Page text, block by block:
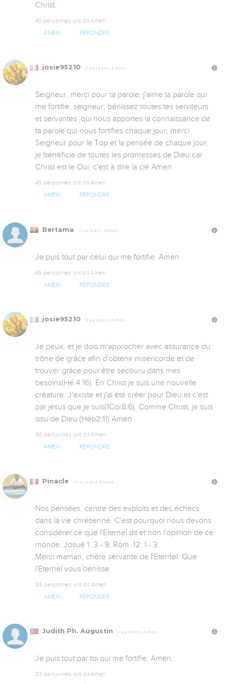
Christ.
40 personnes ont dit Amen
AMEN RÉPONDRE
josie95210 Il y a 12 ans, 3 mois
Seigneur, merci pour ta parole, j'aime ta parole qui
me fortifie, seigneur, bénissez toutes tes serviteurs
et servantes ,qui nous apportes la connaissance de
ta parole qui nous fortifies chaque jour, merci
Seigneur pour le Top et la pensée de chaque jour,
je bénéficie de toutes les promesses de Dieu car
Christ est le Oui, c'est à dire la clé Amen
45 personnes ont dit Amen
AMEN RÉPONDRE
Bertama Il y a 12 ans, 3 mois
Je puis tout par celui qui me fortifie. Amen
45 personnes ont dit Amen
AMEN RÉPONDRE
josie95210 Il y a 12 ans, 3 mois
Je peux, et je dois m'approcher avec assurance du
trône de grâce afin d'obtenir miséricorde et de
trouver grâce pour être secouru dans mes
besoins(Hé.4:16). En Christ je suis une nouvelle
créature. J'existe et j'ai été créer pour Dieu et c'est
par jésus que je suis(1Cor8:6). Comme Christ, je suis
issu de Dieu (Héb2:11) Amen
30 personnes ont dit Amen
AMEN RÉPONDRE
Pinacle Il y a 12 ans, 3 mois
Nos pensées, centre des exploits et des échecs
dans la vie chrétienne. C'est pourquoi nous devons
considérer ce que l'Eternel dit et non l'opinion de ce
monde. Josué 1: 3 - 9; Rom. 12: 1 - 3
Merci maman, chère servante de l'Eternel. Que
l'Eternel vous benisse.
33 personnes ont dit Amen
AMEN RÉPONDRE
Judith Ph. Augustin Il y a 12 ans, 3 mois
Je puis tout par toi qui me fortifie. Amen.
33 personnes ont dit Amen